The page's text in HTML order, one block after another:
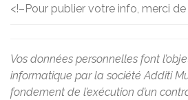
<!– Pour publier votre info, merci
Vos données personnelles font
informatique par la société Additi
fondement de l’exécution d’un